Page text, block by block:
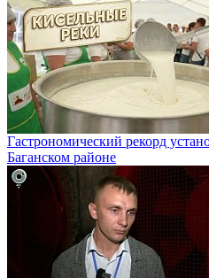
Гастрономический рекорд
Баганском районе